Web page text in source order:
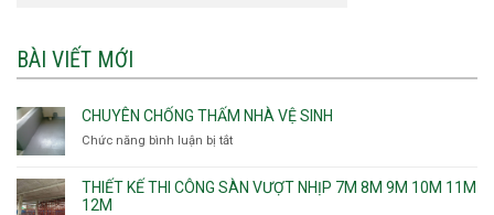
BÀI VIẾT MỚI
CHUYÊN CHỐNG THẤM NHÀ VỆ SINH
Chức năng bình luận bị tắt
chống
thấm
THIẾT KẾ THI CÔNG SÀN VƯỢT NHỊP 7M 8M 9M 10M 11M
12M